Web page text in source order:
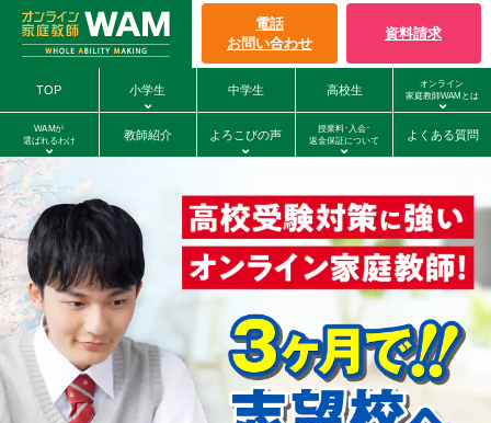
電話
お問い合わせ
資料請求
TOP 小学生 中学生 高校生 オンライン
家庭教師WAMとは
WAMが
選ばれるわけ
教師紹介 よろこびの声
授業料･入会･
返金保証について
よくある質問